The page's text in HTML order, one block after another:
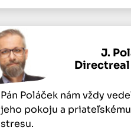
J.
Directreal
Pán Poláček nám vždy
jeho pokoju a
stresu.